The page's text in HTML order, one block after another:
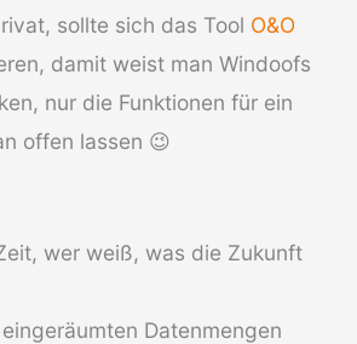
sollte sich das Tool O&O
damit weist man Windoofs
nur die Funktionen für ein
offen lassen 😉
wer weiß, was die Zukunft
Datenmengen